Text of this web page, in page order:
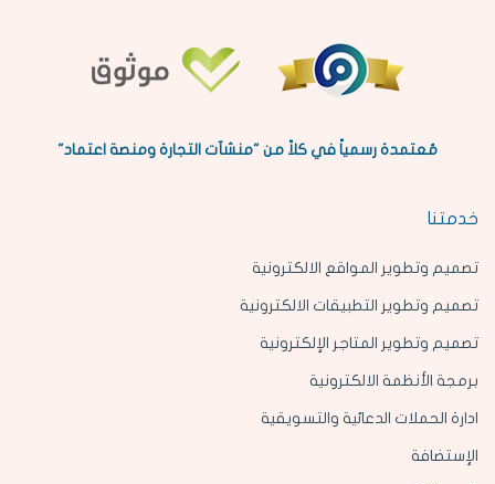
مُعتمدة رسمياً في كلاً من "منشآت التجارة ومنصة اعتماد"
خدمتنا
تصميم وتطوير المواقع الالكترونية
تصميم وتطوير التطبيقات الالكترونية
تصميم وتطوير المتاجر الإلكترونية
برمجة الأنظمة الالكترونية
ادارة الحملات الدعائية والتسويقية
الإستضافة